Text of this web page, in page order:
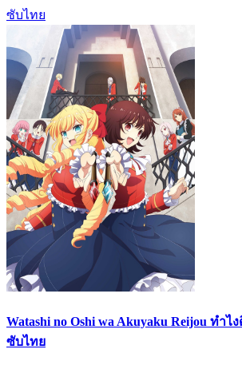
ซับไทย
Watashi no Oshi wa Akuyaku Reijou ทำ
ซับไทย